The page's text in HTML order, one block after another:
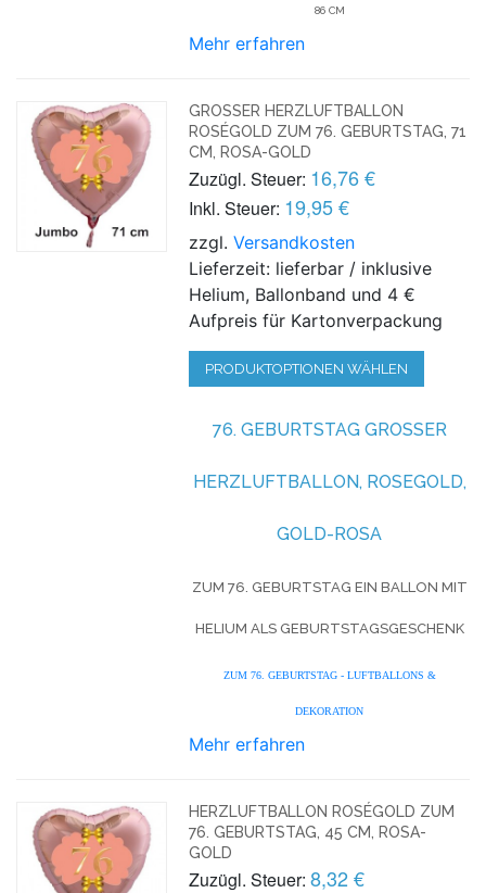
86 CM
Mehr erfahren
GROSSER HERZLUFTBALLON R
OSÉGOLD ZUM 76. GEBURTSTAG, 71 C
M, ROSA-GOLD
Zuzügl. Steuer: 16,76 €
Inkl. Steuer: 19,95 €
zzgl.Versandkosten
Lieferzeit: lieferbar / inklusive
Helium, Ballonband und 4 €
Aufpreis für Kartonverpackung
PRODUKTOPTIONEN WÄHLEN
76. GEBURTSTAG GROSSER H
ERZLUFTBALLON, ROSEGOLD, G
OLD-ROSA
ZUM 76. GEBURTSTAG EIN BALLON MIT
HELIUM ALS GEBURTSTAGSGESCHENK
ZUM 76. GEBURTSTAG - LUFTBALLONS &
DEKORATION
Mehr erfahren
HERZLUFTBALLON ROSÉGOLD ZUM
76. GEBURTSTAG, 45 CM, ROSA-
GOLD
Zuzügl. Steuer: 8,32 €